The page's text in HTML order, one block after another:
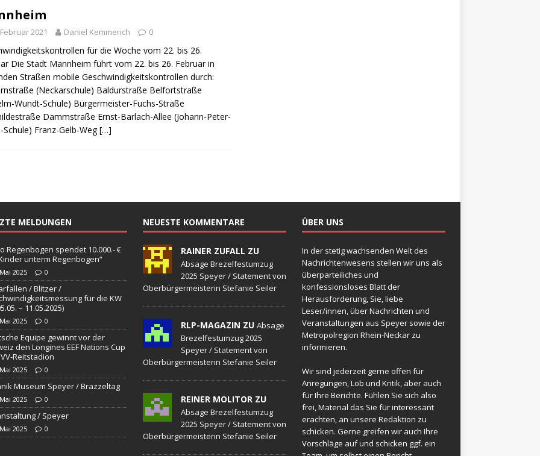
2021 Daniel Kemmerich 0
für die Woche vom 22. bis 26.
Die Stadt Mannheim führt vom 22. bis 26. Februar in
Straßen mobile Geschwindigkeitskontrollen durch:
(Neckarschule) Baldurstraße Belfortstraße
Wundt-Schule) Bürgermeister-Fuchs-Straße
Dammstraße Ernst-Barlach-Allee (Johann-Peter-
Schule) Franz-Gelb-Weg[…]
MELDUNGEN
Regenbogen spendet 10.000.- €
unterm Regenbogen“
2025 0
/ Blitzer /
für die KW
– 11.05.2025)
2025 0
Equipe gewinnt vor der
den Longines EEF Nations Cup
Reitstadion
2025 0
Museum Speyer / Brazzeltag
2025 0
/ Speyer
2025 0
NEUESTE KOMMENTARE
RAINER ZUFALL ZU
Absage Brezelfestumzug
2025 Speyer / Statement von
Oberbürgermeisterin Stefanie Seiler
RLP-MAGAZIN ZU Absage
Brezelfestumzug 2025
Speyer / Statement von
Oberbürgermeisterin Stefanie Seiler
REINER MOLITOR ZU
Absage Brezelfestumzug
2025 Speyer / Statement von
Oberbürgermeisterin Stefanie Seiler
ÜBER UNS
In der stetig wachsenden Welt des
Nachrichtenwesens stellen wir uns als
überparteiliches und
konfessionsloses Blatt der
Herausforderung, Sie, liebe
Leser/innen, über Nachrichten und
Veranstaltungen aus Speyer sowie der
Metropolregion Rhein-Neckar zu
informieren.
Wir sind jederzeit gerne offen für
Anregungen, Lob und Kritik, aber auch
für Ihre Berichte. Fühlen Sie sich also
frei, Material das Sie für interessant
erachten, an unsere Redaktion zu
schicken. Gerne greifen wir auch Ihre
Vorschläge auf und schicken ggf. ein